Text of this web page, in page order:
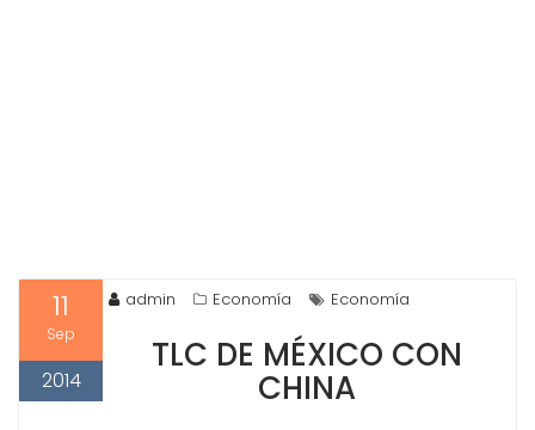
11
Sep
2014
admin Economía Economía
TLC DE MÉXICO CON
CHINA